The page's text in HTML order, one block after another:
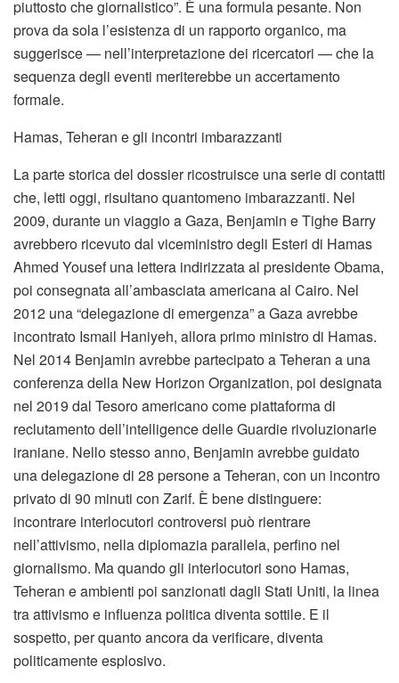
piuttosto che giornalistico”. È una formula pesante. Non
prova da sola l’esistenza di un rapporto organico, ma
suggerisce — nell’interpretazione dei ricercatori — che la
sequenza degli eventi meriterebbe un accertamento
formale.
Hamas, Teheran e gli incontri imbarazzanti
La parte storica del dossier ricostruisce una serie di contatti
che, letti oggi, risultano quantomeno imbarazzanti. Nel
2009, durante un viaggio a Gaza, Benjamin e Tighe Barry
avrebbero ricevuto dal viceministro degli Esteri di Hamas
Ahmed Yousef una lettera indirizzata al presidente Obama,
poi consegnata all’ambasciata americana al Cairo. Nel
2012 una “delegazione di emergenza” a Gaza avrebbe
incontrato Ismail Haniyeh, allora primo ministro di Hamas.
Nel 2014 Benjamin avrebbe partecipato a Teheran a una
conferenza della New Horizon Organization, poi designata
nel 2019 dal Tesoro americano come piattaforma di
reclutamento dell’intelligence delle Guardie rivoluzionarie
iraniane. Nello stesso anno, Benjamin avrebbe guidato
una delegazione di 28 persone a Teheran, con un incontro
privato di 90 minuti con Zarif. È bene distinguere:
incontrare interlocutori controversi può rientrare
nell’attivismo, nella diplomazia parallela, perfino nel
giornalismo. Ma quando gli interlocutori sono Hamas,
Teheran e ambienti poi sanzionati dagli Stati Uniti, la linea
tra attivismo e influenza politica diventa sottile. E il
sospetto, per quanto ancora da verificare, diventa
politicamente esplosivo.